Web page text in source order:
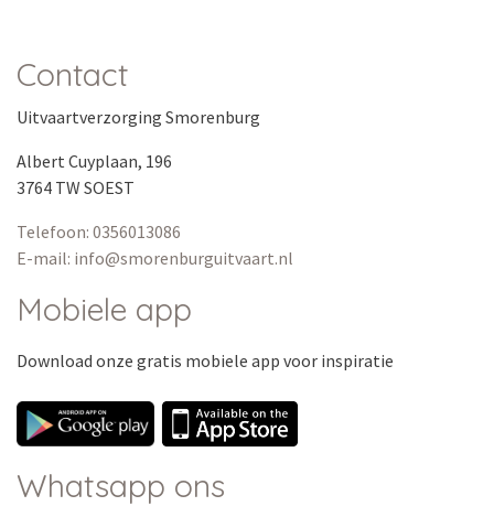
Contact
Uitvaartverzorging Smorenburg
Albert Cuyplaan, 196
3764 TW SOEST
Telefoon: 0356013086
E-mail: info@smorenburguitvaart.nl
Mobiele app
Download onze gratis mobiele app voor inspiratie
Whatsapp ons